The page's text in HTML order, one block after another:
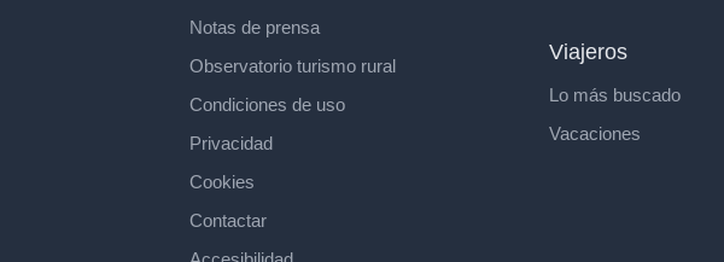
Notas de prensa
Observatorio turismo rural
Condiciones de uso
Privacidad
Cookies
Contactar
Viajeros
Lo más buscado
Vacaciones